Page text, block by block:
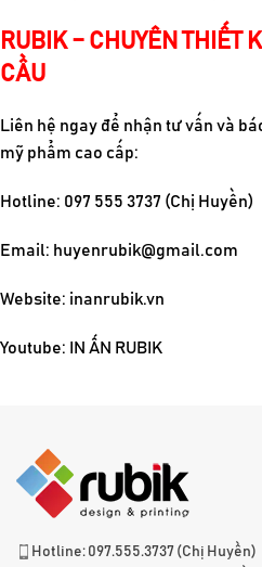
RUBIK – CHUYÊN THIẾT
CẦU
Liên hệ ngay để nhận tư vấn và
mỹ phẩm cao cấp:
Hotline: 097 555 3737 (Chị Huyền)
Email: huyenrubik@gmail.com
Website: inanrubik.vn
Youtube: IN ẤN RUBIK
Hotline: 097.555.3737 (Chị Huyền)